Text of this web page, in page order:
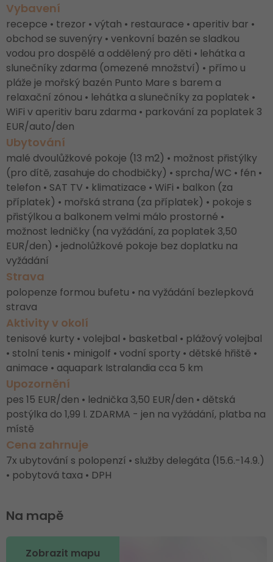
Vybavení
recepce • trezor • výtah • restaurace • aperitiv bar •
obchod se suvenýry • venkovní bazén se sladkou
vodou pro dospělé a oddělený pro děti • lehátka a
slunečníky zdarma (omezené množství) • přímo u
pláže je mořský bazén Punto Mare s barem a
relaxační zónou • lehátka a slunečníky za poplatek •
WiFi v aperitiv baru zdarma • parkování za poplatek 3
EUR/auto/den
Ubytování
malé dvoulůžkové pokoje (13 m2) • možnost přistýlky
(pro dítě, zasahuje do chodbičky) • sprcha/WC • fén •
telefon • SAT TV • klimatizace • WiFi • balkon (za
příplatek) • mořská strana (za příplatek) • pokoje s
přistýlkou a balkonem velmi málo prostorné •
možnost ledničky (na vyžádání, za poplatek 3,50
EUR/den) • jednolůžkové pokoje bez doplatku na
vyžádání
Strava
polopenze formou bufetu • na vyžádání bezlepková
strava
Aktivity v okolí
tenisové kurty • volejbal • basketbal • plážový volejbal
• stolní tenis • minigolf • vodní sporty • dětské hřiště •
animace • aquapark Istralandia cca 5 km
Upozornění
pes 15 EUR/den • lednička 3,50 EUR/den • dětská
postýlka do 1,99 l. ZDARMA - jen na vyžádání, platba na
místě
Cena zahrnuje
7x ubytování s polopenzí • služby delegáta (15.6.-14.9.)
• pobytová taxa • DPH
Na mapě
Zobrazit mapu